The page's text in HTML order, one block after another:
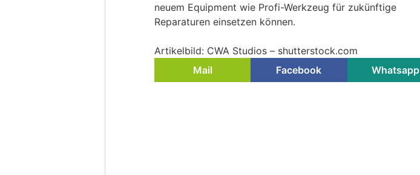
neuem Equipment wie Profi-Werkzeug für zukünftige
Reparaturen einsetzen können.
Artikelbild: CWA Studios – shutterstock.com
Mail
Facebook Whatsapp